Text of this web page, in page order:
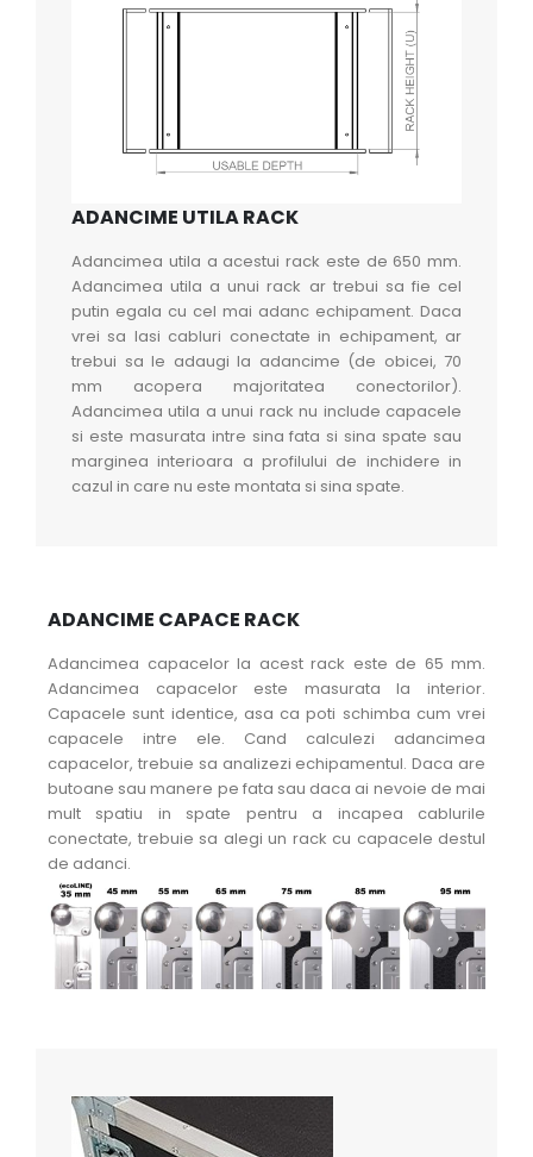
ADANCIME UTILA RACK
Adancimea utila a acestui rack este de 650 mm.
Adancimea utila a unui rack ar trebui sa fie cel
putin egala cu cel mai adanc echipament. Daca
vrei sa lasi cabluri conectate in echipament, ar
trebui sa le adaugi la adancime (de obicei, 70
mm acopera majoritatea conectorilor).
Adancimea utila a unui rack nu include capacele
si este masurata intre sina fata si sina spate sau
marginea interioara a profilului de inchidere in
cazul in care nu este montata si sina spate.
ADANCIME CAPACE RACK
Adancimea capacelor la acest rack este de 65 mm.
Adancimea capacelor este masurata la interior.
Capacele sunt identice, asa ca poti schimba cum vrei
capacele intre ele. Cand calculezi adancimea
capacelor, trebuie sa analizezi echipamentul. Daca are
butoane sau manere pe fata sau daca ai nevoie de mai
mult spatiu in spate pentru a incapea cablurile
conectate, trebuie sa alegi un rack cu capacele destul
de adanci.